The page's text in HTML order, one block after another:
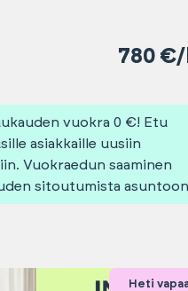
780
vuokra 0 €! Etu
asiakkaille uusiin
Vuokraedun saaminen
sitoutumista
Heti